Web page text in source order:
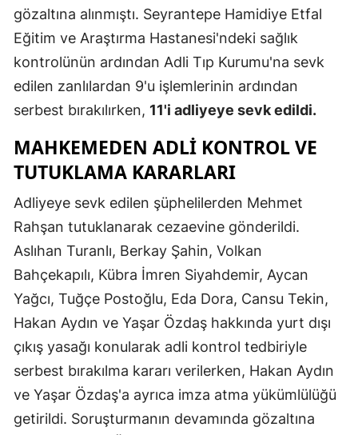
Tunceli
Uşak
Van
Yozgat
Aksaray
Karaman
Kırıkkale
Batman
Şırnak
gözaltına alınmıştı. Seyrantepe Hamidiye Etfal
Eğitim ve Araştırma Hastanesi'ndeki sağlık
kontrolünün ardından Adli Tıp Kurumu'na sevk
edilen zanlılardan 9'u işlemlerinin ardından
serbest bırakılırken, 11'i adliyeye sevk edildi.
MAHKEMEDEN ADLI KONTROL VE
TUTUKLAMA KARARLARI
Adliyeye sevk edilen şüphelilerden Mehmet
Rahşan tutuklanarak cezaevine gönderildi.
Aslıhan Turanlı, Berkay Şahin, Volkan
Bahçekapılı, Kübra İmren Siyahdemir, Aycan
Yağcı, Tuğçe Postoğlu, Eda Dora, Cansu Tekin,
Hakan Aydın ve Yaşar Özdaş hakkında yurt dışı
çıkış yasağı konularak adli kontrol tedbiriyle
serbest bırakılma kararı verilerken, Hakan Aydın
ve Yaşar Özdaş'a ayrıca imza atma yükümlülüğü
getirildi. Soruşturmanın devamında gözaltına